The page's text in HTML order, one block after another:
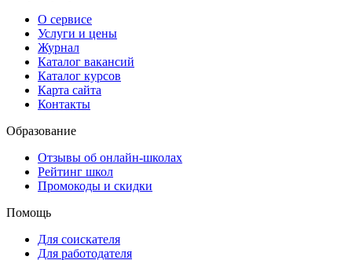
О сервисе
Услуги и цены
Журнал
Каталог вакансий
Каталог курсов
Карта сайта
Контакты
Образование
Отзывы об онлайн-школах
Рейтинг школ
Промокоды и скидки
Помощь
Для соискателя
Для работодателя